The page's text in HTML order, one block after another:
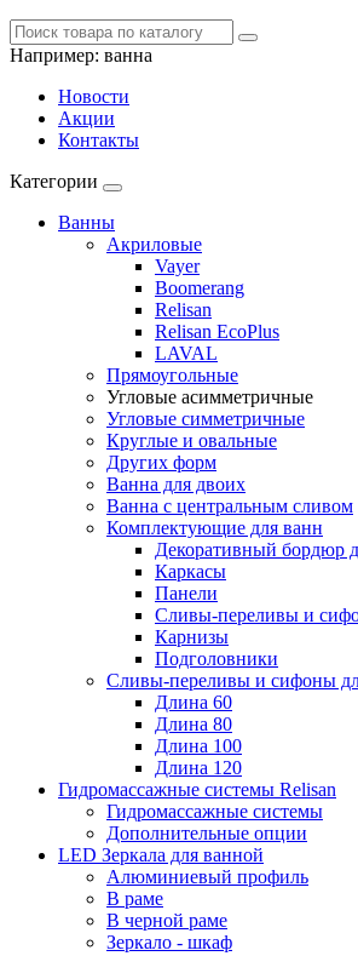
Например: ванна
Новости
Акции
Контакты
Категории
Ванны
Акриловые
Vayer
Boomerang
Relisan
Relisan EcoPlus
LAVAL
Прямоугольные
Угловые асимметричные
Угловые симметричные
Круглые и овальные
Других форм
Ванна для двоих
Ванна с центральным сливом
Комплектующие для ванн
Декоративный бордюр
Каркасы
Панели
Сливы-переливы и
Карнизы
Подголовники
Сливы-переливы и сифоны
Длина 60
Длина 80
Длина 100
Длина 120
Гидромассажные системы Relisan
Гидромассажные системы
Дополнительные опции
LED Зеркала для ванной
Алюминиевый профиль
В раме
В черной раме
Зеркало - шкаф